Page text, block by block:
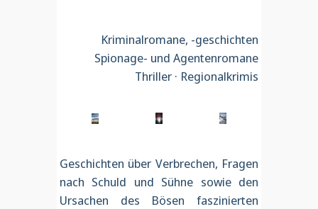
Kriminalromane, -geschichten
Spionage- und Agentenromane
Thriller · Regionalkrimis
Geschichten über Verbrechen, Fragen
nach Schuld und Sühne sowie den
Ursachen des Bösen faszinierten